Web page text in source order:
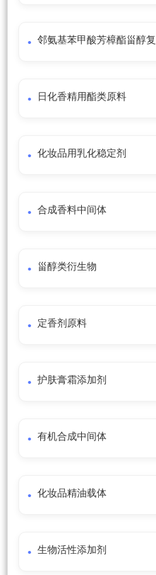
邻氨基苯甲酸芳樟酯甾醇
日化香精用酯类原料
化妆品用乳化稳定剂
合成香料中间体
甾醇类衍生物
定香剂原料
护肤膏霜添加剂
有机合成中间体
化妆品精油载体
生物活性添加剂